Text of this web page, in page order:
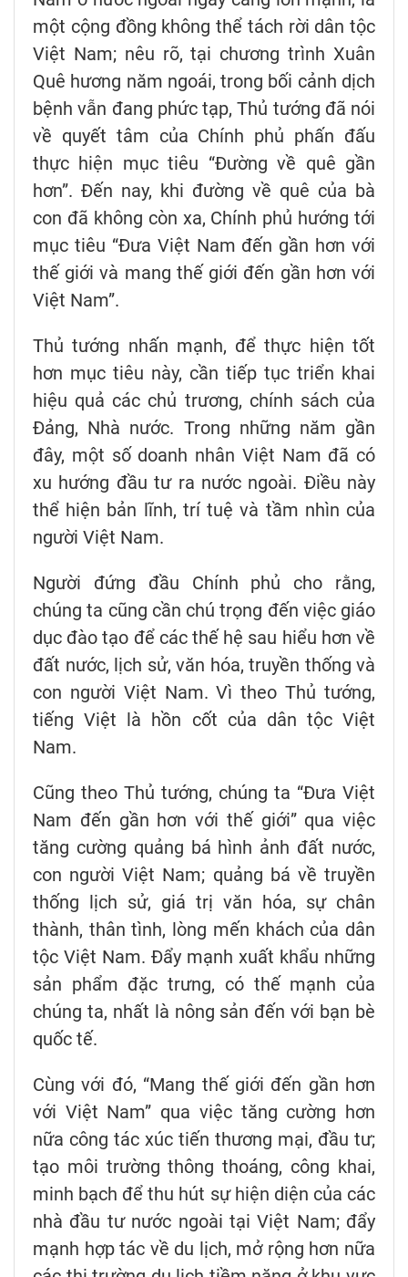
một cộng đồng không thể tách rời dân tộc
Việt Nam; nêu rõ, tại chương trình Xuân
Quê hương năm ngoái, trong bối cảnh dịch
bệnh vẫn đang phức tạp, Thủ tướng đã nói
về quyết tâm của Chính phủ phấn đấu
thực hiện mục tiêu “Đường về quê gần
hơn”. Đến nay, khi đường về quê của bà
con đã không còn xa, Chính phủ hướng tới
mục tiêu “Đưa Việt Nam đến gần hơn với
thế giới và mang thế giới đến gần hơn với
Việt Nam”.
Thủ tướng nhấn mạnh, để thực hiện tốt
hơn mục tiêu này, cần tiếp tục triển khai
hiệu quả các chủ trương, chính sách của
Đảng, Nhà nước. Trong những năm gần
đây, một số doanh nhân Việt Nam đã có
xu hướng đầu tư ra nước ngoài. Điều này
thể hiện bản lĩnh, trí tuệ và tầm nhìn của
người Việt Nam.
Người đứng đầu Chính phủ cho rằng,
chúng ta cũng cần chú trọng đến việc giáo
dục đào tạo để các thế hệ sau hiểu hơn về
đất nước, lịch sử, văn hóa, truyền thống và
con người Việt Nam. Vì theo Thủ tướng,
tiếng Việt là hồn cốt của dân tộc Việt
Nam.
Cũng theo Thủ tướng, chúng ta “Đưa Việt
Nam đến gần hơn với thế giới” qua việc
tăng cường quảng bá hình ảnh đất nước,
con người Việt Nam; quảng bá về truyền
thống lịch sử, giá trị văn hóa, sự chân
thành, thân tình, lòng mến khách của dân
tộc Việt Nam. Đẩy mạnh xuất khẩu những
sản phẩm đặc trưng, có thế mạnh của
chúng ta, nhất là nông sản đến với bạn bè
quốc tế.
Cùng với đó, “Mang thế giới đến gần hơn
với Việt Nam” qua việc tăng cường hơn
nữa công tác xúc tiến thương mại, đầu tư;
tạo môi trường thông thoáng, công khai,
minh bạch để thu hút sự hiện diện của các
nhà đầu tư nước ngoài tại Việt Nam; đẩy
mạnh hợp tác về du lịch, mở rộng hơn nữa